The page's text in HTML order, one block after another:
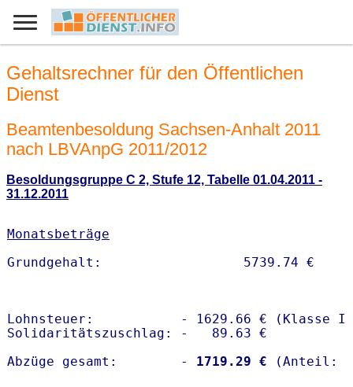
Gehaltsrechner für den Öffentlichen
Dienst
Beamtenbesoldung Sachsen-Anhalt 2011
nach LBVAnpG 2011/2012
Besoldungsgruppe C 2, Stufe 12, Tabelle 01.04.2011 -
31.12.2011
Monatsbeträge
Lohnsteuer:           - 1629.66 € (Klasse I)
Solidaritätszuschlag: -   89.63 €
Abzüge gesamt:        -
1719.29 €